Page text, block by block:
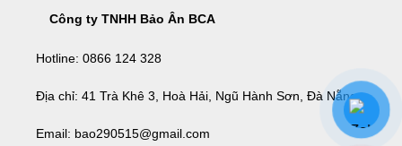
Công ty TNHH Bảo Ân BCA
Hotline: 0866 124 328
Địa chỉ: 41 Trà Khê 3, Hoà Hải, Ngũ Hành Sơn, Đà Nẵng
Email: bao290515@gmail.com